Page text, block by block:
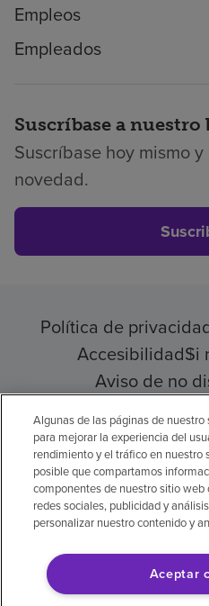
Empleos
Empleados
Suscríbase a
Suscríbase hoy mismo
novedad.
Política de
AccesibilidadSi
Aviso de no
Cumplimiento
© 2026 Encompass
Preferencias
Aviso legal: Se tradujo
Algunas de las páginas de
para mejorar la experiencia del
rendimiento y el tráfico en nuestro
posible que compartamos
componentes de nuestro sitio web
redes sociales, publicidad y
personalizar nuestro contenido y
Aceptar